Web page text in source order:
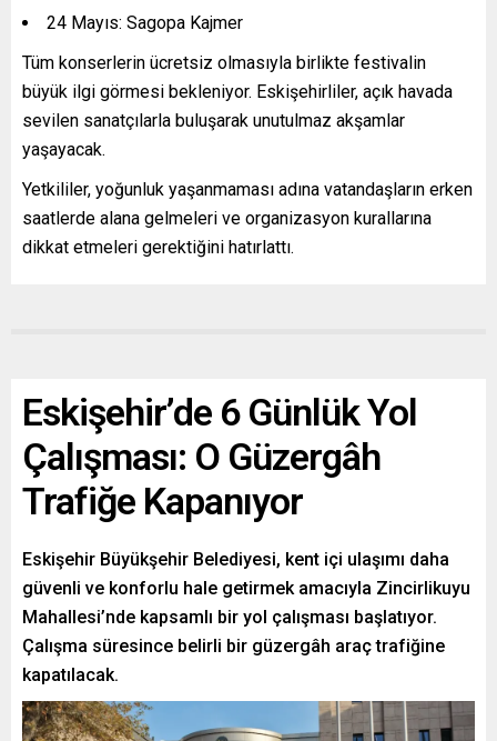
24 Mayıs: Sagopa Kajmer
Tüm konserlerin ücretsiz olmasıyla birlikte festivalin
büyük ilgi görmesi bekleniyor. Eskişehirliler, açık havada
sevilen sanatçılarla buluşarak unutulmaz akşamlar
yaşayacak.
Yetkililer, yoğunluk yaşanmaması adına vatandaşların erken
saatlerde alana gelmeleri ve organizasyon kurallarına
dikkat etmeleri gerektiğini hatırlattı.
Eskişehir’de 6 Günlük Yol
Çalışması: O Güzergâh
Trafiğe Kapanıyor
Eskişehir Büyükşehir Belediyesi, kent içi ulaşımı daha
güvenli ve konforlu hale getirmek amacıyla Zincirlikuyu
Mahallesi’nde kapsamlı bir yol çalışması başlatıyor.
Çalışma süresince belirli bir güzergâh araç trafiğine
kapatılacak.